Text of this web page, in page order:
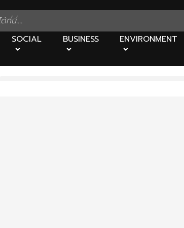
SOCIAL BUSINESS ENVIRONMENT